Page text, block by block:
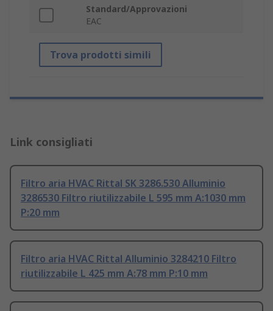
Standard/Approvazioni
EAC
Trova prodotti simili
Link consigliati
Filtro aria HVAC Rittal SK 3286.530 Alluminio
3286530 Filtro riutilizzabile L 595 mm A:1030 mm
P:20 mm
Filtro aria HVAC Rittal Alluminio 3284210 Filtro
riutilizzabile L 425 mm A:78 mm P:10 mm